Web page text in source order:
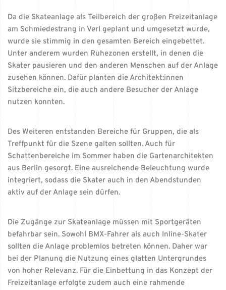
Da die Skateanlage als Teilbereich der großen Freizeitanlage
am Schmiedestrang in Verl geplant und umgesetzt wurde,
wurde sie stimmig in den gesamten Bereich eingebettet.
Unter anderem wurden Ruhezonen erstellt, in denen die
Skater pausieren und den anderen Menschen auf der Anlage
zusehen können. Dafür planten die Architekt:innen
Sitzbereiche ein, die auch andere Besucher der Anlage
nutzen konnten.
Des Weiteren entstanden Bereiche für Gruppen, die als
Treffpunkt für die Szene galten sollten. Auch für
Schattenbereiche im Sommer haben die Gartenarchitekten
aus Berlin gesorgt. Eine ausreichende Beleuchtung wurde
integriert, sodass die Skater auch in den Abendstunden
aktiv auf der Anlage sein dürfen.
Die Zugänge zur Skateanlage müssen mit Sportgeräten
befahrbar sein. Sowohl BMX-Fahrer als auch Inline-Skater
sollten die Anlage problemlos betreten können. Daher war
bei der Planung die Nutzung eines glatten Untergrundes
von hoher Relevanz. Für die Einbettung in das Konzept der
Freizeitanlage erfolgte zudem auch eine rahmende